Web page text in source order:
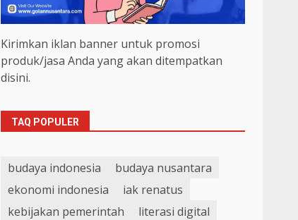
Kirimkan iklan banner untuk promosi
produk/jasa Anda yang akan ditempatkan
disini.
TAQ POPULER
budaya indonesia
budaya nusantara
ekonomi indonesia
iak renatus
kebijakan pemerintah
literasi digital